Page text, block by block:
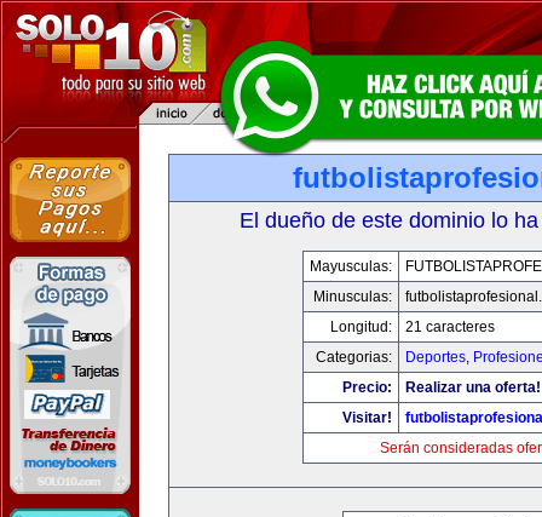
El dueño de este dominio lo
Mayusculas:
Minusculas:
Longitud:
21 caracteres
Categorias:
Deportes,
Precio:
Realizar una oferta!
Visitar!
Serán consideradas